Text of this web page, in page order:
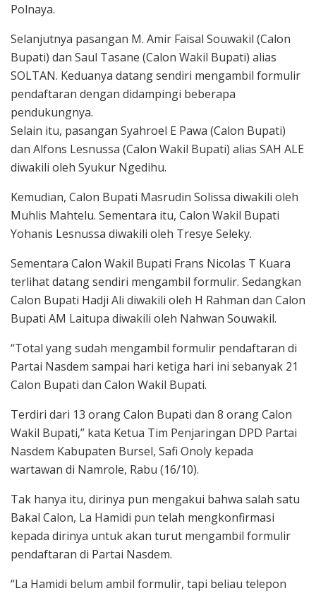
Polnaya.
Selanjutnya pasangan M. Amir Faisal Souwakil (Calon
Bupati) dan Saul Tasane (Calon Wakil Bupati) alias
SOLTAN. Keduanya datang sendiri mengambil formulir
pendaftaran dengan didampingi beberapa
pendukungnya.
Selain itu, pasangan Syahroel E Pawa (Calon Bupati)
dan Alfons Lesnussa (Calon Wakil Bupati) alias SAH ALE
diwakili oleh Syukur Ngedihu.
Kemudian, Calon Bupati Masrudin Solissa diwakili oleh
Muhlis Mahtelu. Sementara itu, Calon Wakil Bupati
Yohanis Lesnussa diwakili oleh Tresye Seleky.
Sementara Calon Wakil Bupati Frans Nicolas T Kuara
terlihat datang sendiri mengambil formulir. Sedangkan
Calon Bupati Hadji Ali diwakili oleh H Rahman dan Calon
Bupati AM Laitupa diwakili oleh Nahwan Souwakil.
“Total yang sudah mengambil formulir pendaftaran di
Partai Nasdem sampai hari ketiga hari ini sebanyak 21
Calon Bupati dan Calon Wakil Bupati.
Terdiri dari 13 orang Calon Bupati dan 8 orang Calon
Wakil Bupati,” kata Ketua Tim Penjaringan DPD Partai
Nasdem Kabupaten Bursel, Safi Onoly kepada
wartawan di Namrole, Rabu (16/10).
Tak hanya itu, dirinya pun mengakui bahwa salah satu
Bakal Calon, La Hamidi pun telah mengkonfirmasi
kepada dirinya untuk akan turut mengambil formulir
pendaftaran di Partai Nasdem.
“La Hamidi belum ambil formulir, tapi beliau telepon